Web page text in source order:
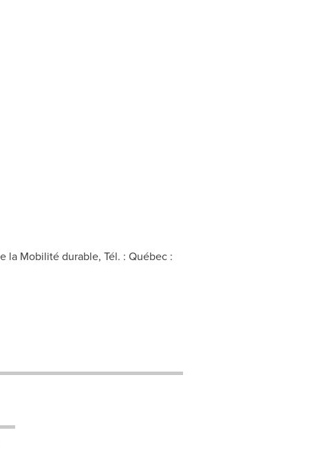
la Mobilité durable, Tél. : Québec :